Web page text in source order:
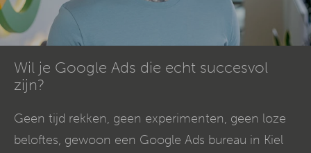
Wil je Google Ads die echt succesvol
zijn?
Geen tijd rekken, geen experimenten, geen loze
beloftes, gewoon een Google Ads bureau in Kiel